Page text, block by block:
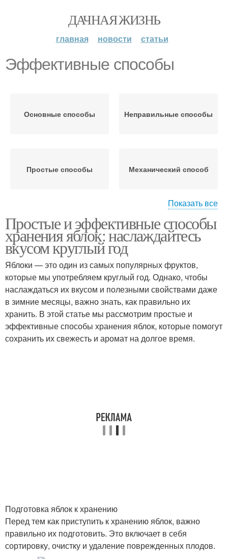
ДАЧНАЯ ЖИЗНЬ
главная новости статьи
Эффективные способы
Основные способы Неправильные способы
Простые способы Механический способ
Эффективные средства
Показать все
Простые и эффективные способы
хранения яблок: наслаждайтесь
вкусом круглый год
Яблоки — это один из самых популярных фруктов,
которые мы употребляем круглый год. Однако, чтобы
наслаждаться их вкусом и полезными свойствами даже
в зимние месяцы, важно знать, как правильно их
хранить. В этой статье мы рассмотрим простые и
эффективные способы хранения яблок, которые помогут
сохранить их свежесть и аромат на долгое время.
Подготовка яблок к хранению
Перед тем как приступить к хранению яблок, важно
правильно их подготовить. Это включает в себя
сортировку, очистку и удаление поврежденных плодов.